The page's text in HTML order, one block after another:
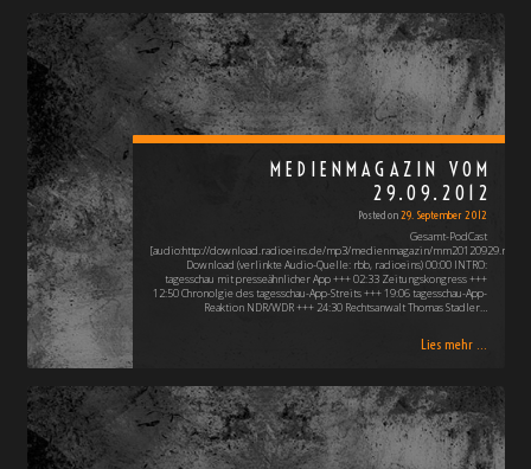
MEDIENMAGAZIN VOM
29.09.2012
Posted on29. September 2012
Gesamt-PodCast
[audio:http://download.radioeins.de/mp3/medienmagazin/mm20120929.mp3]
Download (verlinkte Audio-Quelle: rbb, radioeins) 00:00 INTRO:
tagesschau mit presseähnlicher App +++ 02:33 Zeitungskongress +++
12:50 Chronolgie des tagesschau-App-Streits +++ 19:06 tagesschau-App-
Reaktion NDR/WDR +++ 24:30 Rechtsanwalt Thomas Stadler…
Lies mehr ...